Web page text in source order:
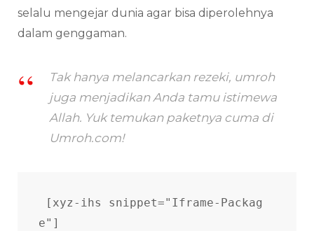
selalu mengejar dunia agar bisa diperolehnya
dalam genggaman.
Tak hanya melancarkan rezeki, umroh
juga menjadikan Anda tamu istimewa
Allah. Yuk temukan paketnya cuma di
Umroh.com!
[xyz-ihs snippet="Iframe-Packag
e"]